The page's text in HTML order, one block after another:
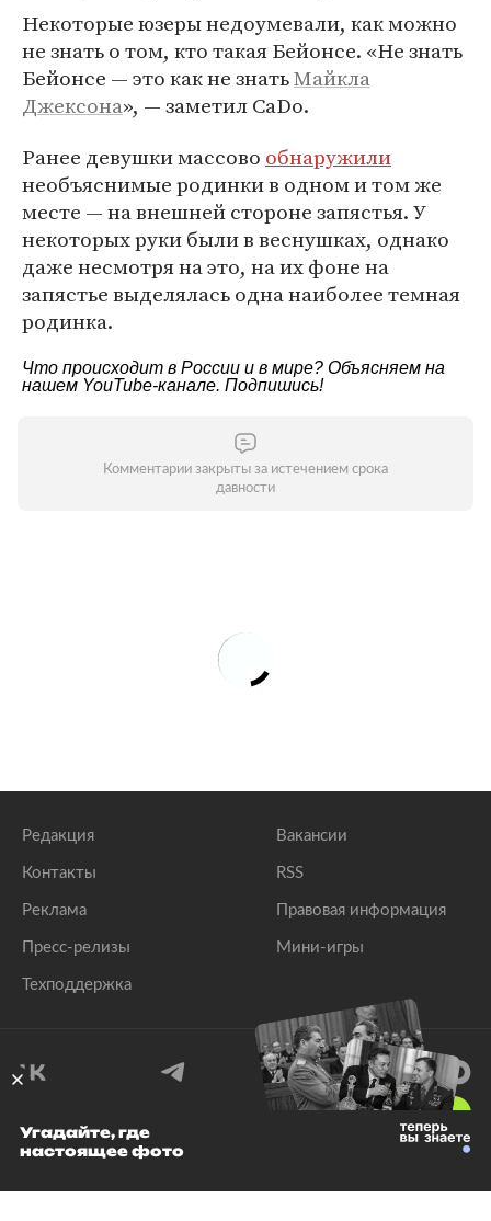
Некоторые юзеры недоумевали, как можно
не знать о том, кто такая Бейонсе. «Не знать
Бейонсе — это как не знатьМайкла
Джексона», — заметил CaDo.
Ранее девушки массово обнаружили
необъяснимые родинки в одном и том же
месте — на внешней стороне запястья. У
некоторых руки были в веснушках, однако
даже несмотря на это, на их фоне на
запястье выделялась одна наиболее темная
родинка.
Что происходит в России и в мире? Объясняем на
нашем YouTube-канале. Подпишись!
Комментарии закрыты за истечением срока
давности
Редакция
Контакты
Реклама
Пресс-релизы
Техподдержка
Вакансии
RSS
Правовая информация
Мини-игры
© 1999–2026 Все права защищены.
Угадайте, где
настоящее фото